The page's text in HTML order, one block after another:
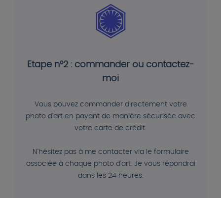
Etape n°2 : commander ou contactez-
moi
Vous pouvez commander directement votre
photo d'art en payant de manière sécurisée avec
votre carte de crédit.
N'hésitez pas à me contacter via le formulaire
associée à chaque photo d'art. Je vous répondrai
dans les 24 heures.